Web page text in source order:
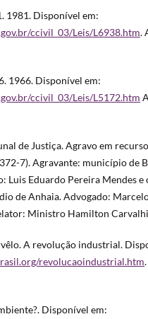
1981. Disponível em:
ccivil_03/Leis/L6938.htm.
1966. Disponível em:
ccivil_03/Leis/L5172.htm
de Justiça. Agravo em
7). Agravante: município de
Luis Eduardo Pereira Mendes e
de Anhaia. Advogado:
Ministro Hamilton
A revolução industrial.
revolucaoindustrial.htm
Disponível em: